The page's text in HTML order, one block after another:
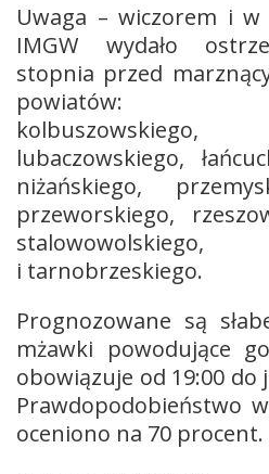
Uwaga – wiczorem i w
IMGW wydało
stopnia przed
powiatów:
lubaczowskiego,
niżańskiego,
przeworskiego,
i tarnobrzeskiego.
Prognozowane są
mżawki powodujące
obowiązuje od 19:00 do
Prawdopodobieństwo
oceniono na 70 procent.